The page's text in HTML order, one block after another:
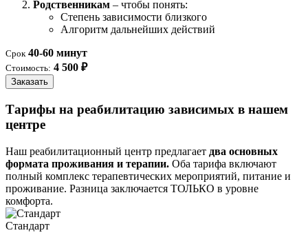
Родственникам – чтобы понять:
Степень зависимости близкого
Алгоритм дальнейших действий
Срок 40-60 минут
Стоимость: 4 500 ₽
Заказать
Тарифы на реабилитацию зависимых в нашем
центре
Наш реабилитационный центр предлагает два основных
формата проживания и терапии. Оба тарифа включают
полный комплекс терапевтических мероприятий, питание и
проживание. Разница заключается ТОЛЬКО в уровне
комфорта.
Стандарт